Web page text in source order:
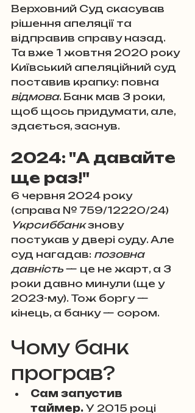
Верховний Суд скасував
рішення апеляції та
відправив справу назад.
Та вже 1 жовтня 2020 року
Київський апеляційний суд
поставив крапку: повна
відмова. Банк мав 3 роки,
щоб щось придумати, але,
здається, заснув.
2024: "А давайте
ще раз!"
6 червня 2024 року
(справа № 759/12220/24)
Укрсиббанк знову
постукав у двері суду. Але
суд нагадав: позовна
давність — це не жарт, а 3
роки давно минули (ще у
2023-му). Тож боргу —
кінець, а банку — сором.
Чому банк
програв?
Сам запустив
таймер. У 2015 році